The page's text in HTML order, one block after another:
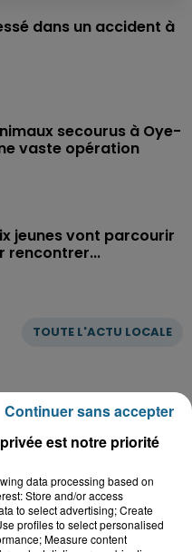
TOUTE L'ACTU LOCALE
dans un accident à
secourus à Oye-
vaste opération
jeunes vont parcourir
rencontrer...
est notre priorité
data processing based on
Store and/or access
to select advertising; Create
profiles to select personalised
Measure content
Continuer sans accepter